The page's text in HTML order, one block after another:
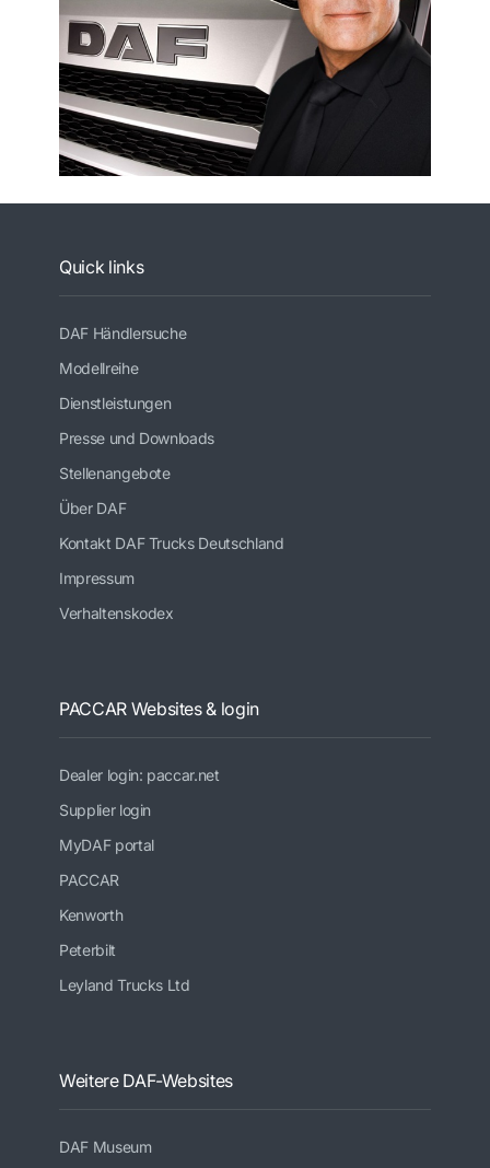
Quick links
DAF Händlersuche
Modellreihe
Dienstleistungen
Presse und Downloads
Stellenangebote
Über DAF
Kontakt DAF Trucks Deutschland
Impressum
Verhaltenskodex
PACCAR Websites & login
Dealer login: paccar.net
Supplier login
MyDAF portal
PACCAR
Kenworth
Peterbilt
Leyland Trucks Ltd
Weitere DAF-Websites
DAF Museum